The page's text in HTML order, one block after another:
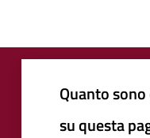
Quanto
su questa